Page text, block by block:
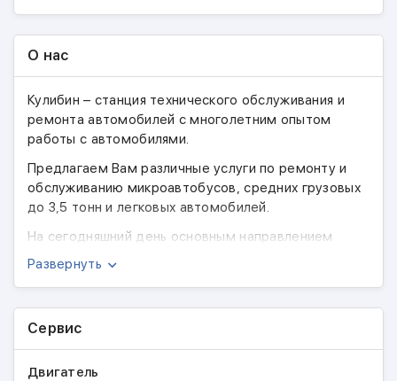
О нас
Кулибин – станция технического обслуживания и
ремонта автомобилей с многолетним опытом
работы с автомобилями.
Предлагаем Вам различные услуги по ремонту и
обслуживанию микроавтобусов, средних грузовых
до 3,5 тонн и легковых автомобилей.
На сегодняшний день основным направлением
автосервиса является диагностика, техническое
обслуживание и ремонт автомобилей всех марок
Subaru, Honda, Hundai, Mazda, Toyota, Daewoo,
Lancia, Nissan, Suzuki, Mitsubishi и др.
Развернуть
Сервис
Двигатель